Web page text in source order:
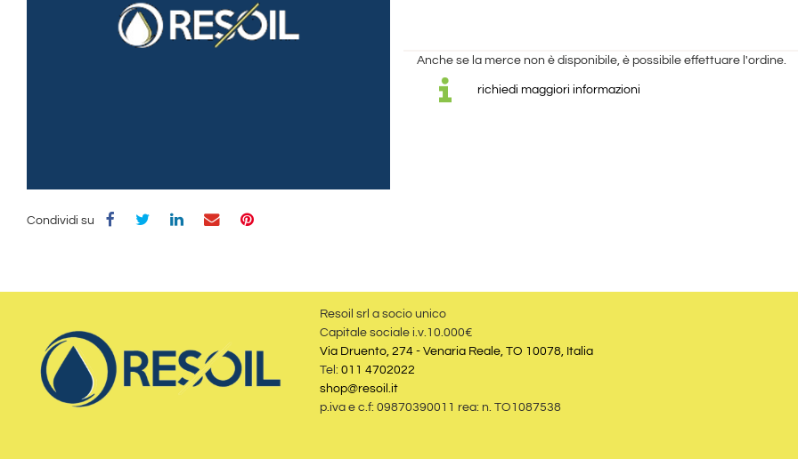
Anche se la merce non è disponibile, è possibile effettuare l'ordine.
richiedi maggiori informazioni
Condividi su
Resoil srl a socio unico
Capitale sociale i.v.10.000€
Via Druento, 274 - Venaria Reale, TO 10078, Italia
Tel: 011 4702022
shop@resoil.it
p.iva e c.f: 09870390011 rea: n. TO1087538